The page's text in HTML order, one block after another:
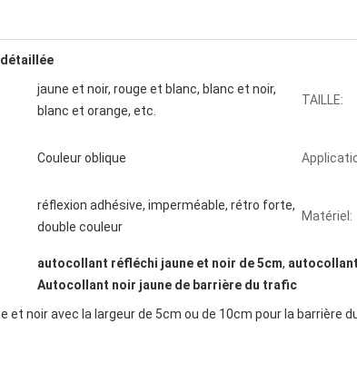
jaune et noir, rouge et blanc, blanc et noir,
blanc et orange, etc.
TAILLE:
Couleur oblique
réflexion adhésive, imperméable, rétro forte,
double couleur
Matériel:
autocollant réfléchi jaune et noir de 5cm,
Autocollant noir jaune de barrière du trafic
et noir avec la largeur de 5cm ou de 10cm pour la barrière